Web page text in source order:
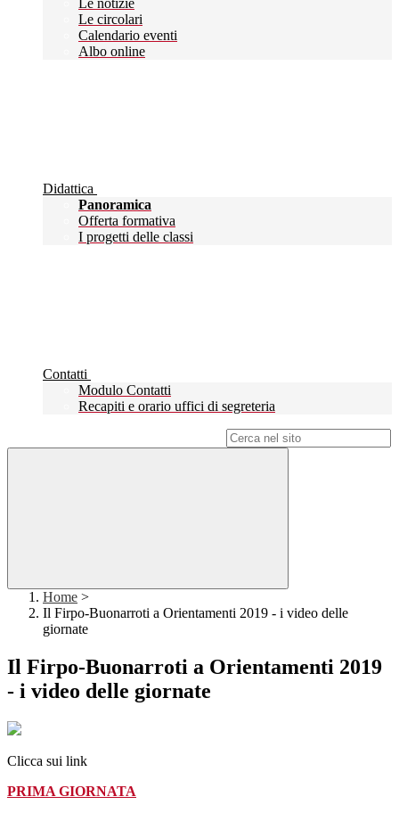
Le notizie
Le circolari
Calendario eventi
Albo online
Didattica
Panoramica
Offerta formativa
I progetti delle classi
Contatti
Modulo Contatti
Recapiti e orario uffici di segreteria
Home >
Il Firpo-Buonarroti a Orientamenti 2019 - i video delle
giornate
Il Firpo-Buonarroti a Orientamenti 2019
- i video delle giornate
Clicca sui link
PRIMA GIORNATA